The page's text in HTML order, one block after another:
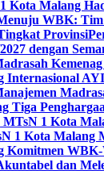
Kota Malang
WBK: Tim
Provinsi
dengan
Internasional
Tiga
1 Kota
1 Kota Malang
Komitmen
dan